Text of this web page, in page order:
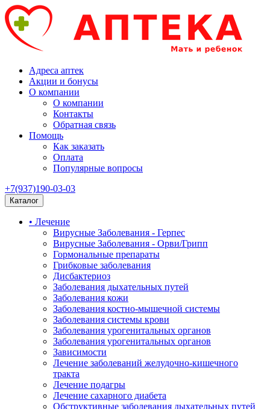
Адреса аптек
Акции и бонусы
О компании
О компании
Контакты
Обратная связь
Помощь
Как заказать
Оплата
Популярные вопросы
+7(937)190-03-03
Каталог
• Лечение
Вирусные Заболевания - Герпес
Вирусные Заболевания - Орви/Грипп
Гормональные препараты
Грибковые заболевания
Дисбактериоз
Заболевания дыхательных путей
Заболевания кожи
Заболевания костно-мышечной системы
Заболевания системы крови
Заболевания урогенитальных органов
Заболевания урогенитальных органов
Зависимости
Лечение заболеваний желудочно-кишечного
тракта
Лечение подагры
Лечение сахарного диабета
Обструктивные заболевания дыхательных путей